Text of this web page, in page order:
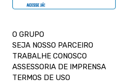
O GRUPO
SEJA NOSSO PARCEIRO
TRABALHE CONOSCO
ASSESSORIA DE IMPRENSA
TERMOS DE USO